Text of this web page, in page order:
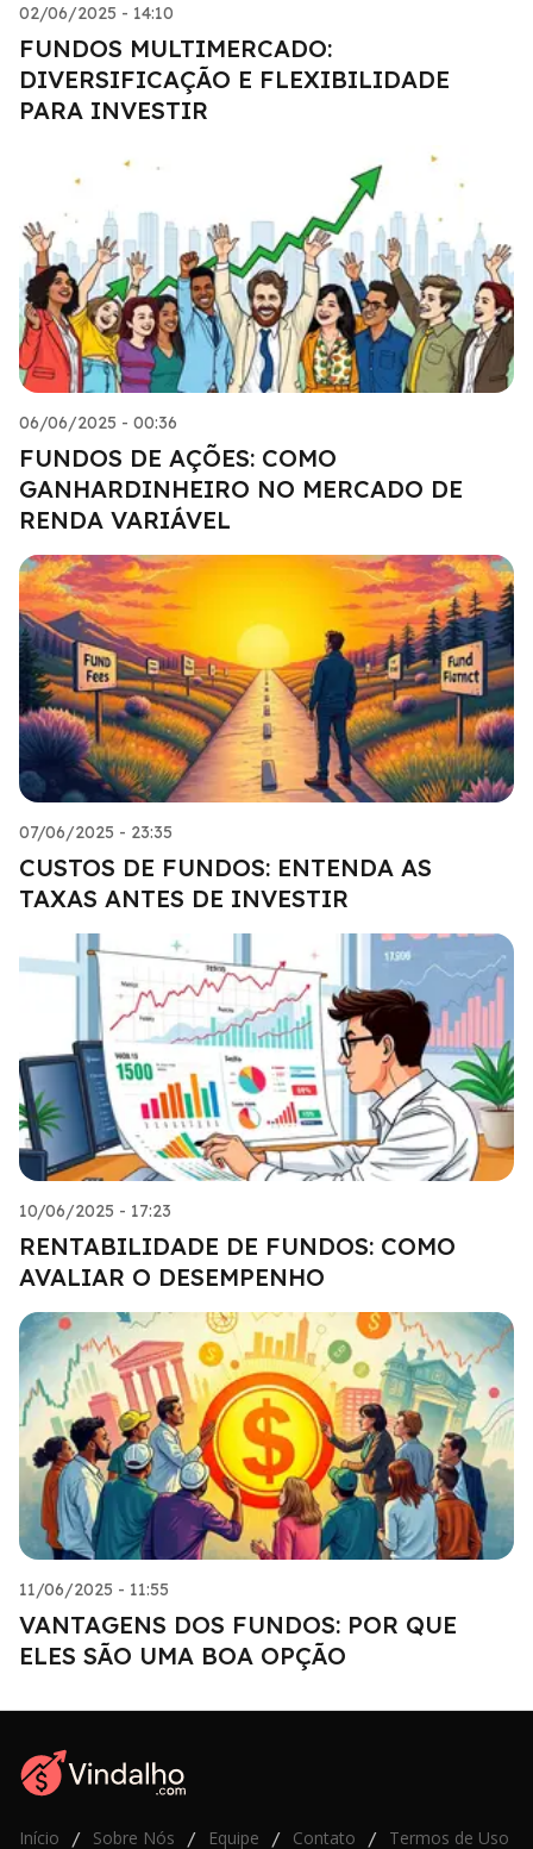
02/06/2025 - 14:10
FUNDOS MULTIMERCADO:
DIVERSIFICAÇÃO E FLEXIBILIDADE
PARA INVESTIR
06/06/2025 - 00:36
FUNDOS DE AÇÕES: COMO
GANHARDINHEIRO NO MERCADO DE
RENDA VARIÁVEL
07/06/2025 - 23:35
CUSTOS DE FUNDOS: ENTENDA AS
TAXAS ANTES DE INVESTIR
10/06/2025 - 17:23
RENTABILIDADE DE FUNDOS: COMO
AVALIAR O DESEMPENHO
11/06/2025 - 11:55
VANTAGENS DOS FUNDOS: POR QUE
ELES SÃO UMA BOA OPÇÃO
Início / Sobre Nós / Equipe / Contato / Termos de Uso